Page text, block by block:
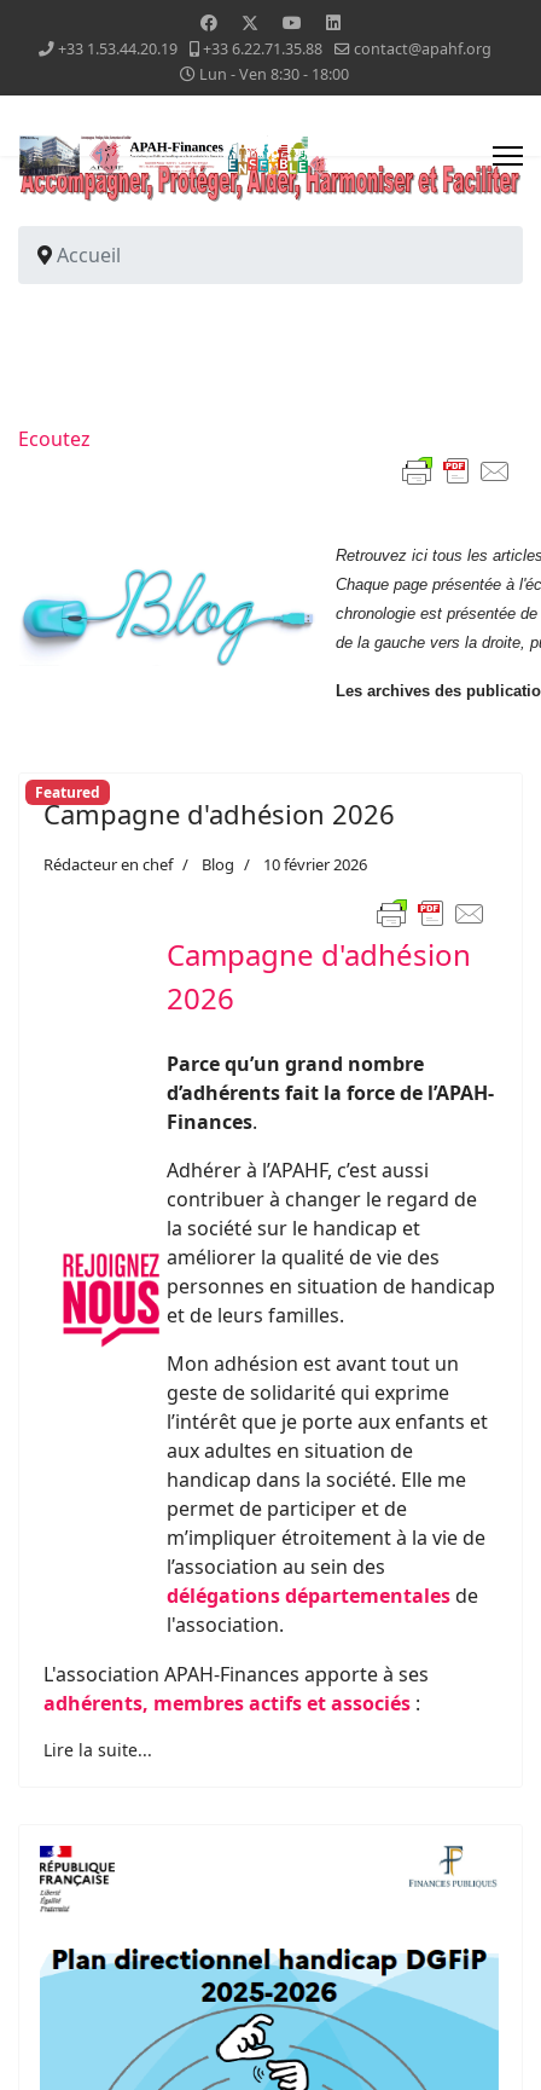
+33 1.53.44.20.19 +33 6.22.71.35.88
contact@apahf.org
Lun - Ven 8:30 - 18:00
Accueil
Ecoutez
Retrouvez ici tous les
Chaque page présentée à
chronologie est présentée
de la gauche vers la droite,
Les archives des
Featured
Campagne d'adhésion 2026
Rédacteur en chef Blog 10 février 2026
Campagne d'adhésion
2026
Parce qu’un grand nombre
d’adhérents fait la force de l’APAH-
Finances.
Adhérer à l’APAHF, c’est aussi
contribuer à changer le regard de
la société sur le handicap et
améliorer la qualité de vie des
personnes en situation de handicap
et de leurs familles.
Mon adhésion est avant tout un
geste de solidarité qui exprime
l’intérêt que je porte aux enfants et
aux adultes en situation de
handicap dans la société. Elle me
permet de participer et de
m’impliquer étroitement à la vie de
l’association au sein des
délégations départementalesde
l'association.
L'association APAH-Finances apporte à ses
adhérents, membres actifs et associés :
Lire la suite...